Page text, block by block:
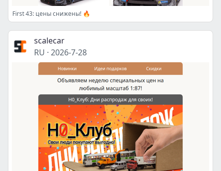
First 43: цены снижены! 🔥
scalecar
RU · 2026-7-28